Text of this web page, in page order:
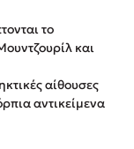
το
και
αίθουσες
αντικείμενα